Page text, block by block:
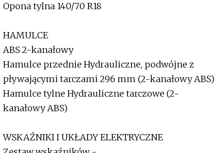
Opona tylna 140/70 R18
HAMULCE
ABS 2-kanałowy
Hamulce przednie Hydrauliczne, podwójne z
pływającymi tarczami 296 mm (2-kanałowy ABS)
Hamulce tylne Hydrauliczne tarczowe (2-
kanałowy ABS)
WSKAŹNIKI I UKŁADY ELEKTRYCZNE